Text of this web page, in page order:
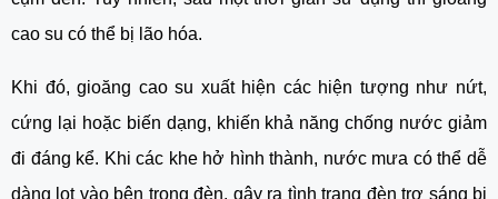
cao su có thể bị lão hóa.
Khi đó, gioăng cao su xuất hiện các hiện tượng như nứt,
cứng lại hoặc biến dạng, khiến khả năng chống nước giảm
đi đáng kể. Khi các khe hở hình thành, nước mưa có thể dễ
dàng lọt vào bên trong đèn, gây ra tình trạng đèn trợ sáng bị